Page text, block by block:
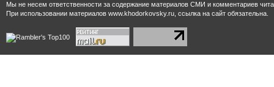
10 комментариев
Марина Филипповна Ходорковская:
«Я долго была молодой!»
"Новая" рассказывает о судьбе
Мы не несем ответственности за содержание материалов CМИ и комментариев
При использовании материалов www.khodorkovsky.ru, ссылка на сайт обязательна.